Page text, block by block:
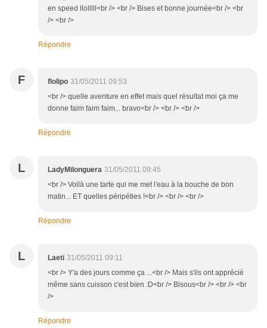
en speed llolllll<br /> <br /> Bises et bonne journée<br /> <br
/> <br />
Répondre
F flolipo 31/05/2011 09:53
<br /> quelle aventure en effet mais quel résultat moi ça me
donne faim faim faim... bravo<br /> <br /> <br />
Répondre
L LadyMilonguera 31/05/2011 09:45
<br /> Voilà une tarte qui me met l'eau à la bouche de bon
matin... ET quelles péripéties !<br /> <br /> <br />
Répondre
L Laeti 31/05/2011 09:11
<br /> Y'a des jours comme ça ...<br /> Mais s'ils ont apprécié
même sans cuisson c'est bien :D<br /> Bisous<br /> <br /> <br
/>
Répondre